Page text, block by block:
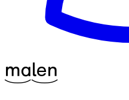
^17ma^17len